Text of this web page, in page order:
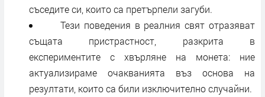
съседите си, които са претърпели загуби.
Тези поведения в реалния свят отразяват
същата пристрастност, разкрита в
експериментите с хвърляне на монета: ние
актуализираме очакванията въз основа на
резултати, които са били изключително случайни.